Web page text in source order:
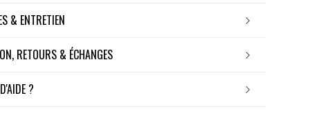
& ENTRETIEN
RETOURS & ÉCHANGES
?